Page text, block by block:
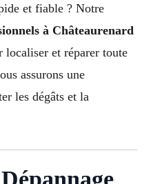
et fiable ? Notre
à Châteaurenard
et réparer toute
assurons une
les dégâts et la